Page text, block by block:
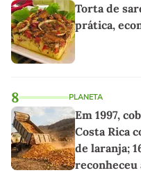
Torta de
prática,
8 PLANETA
Em 1997,
Costa Rica
de laranja;
reconheceu